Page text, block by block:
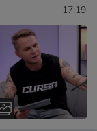
17:19